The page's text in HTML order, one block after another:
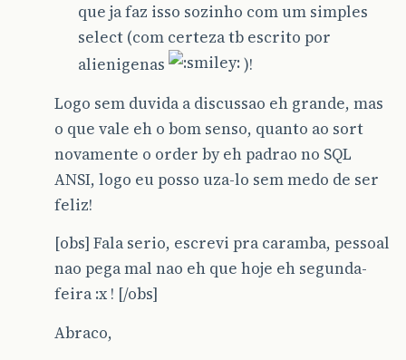
que ja faz isso sozinho com um simples
select (com certeza tb escrito por
alienigenas
)!
Logo sem duvida a discussao eh grande, mas
o que vale eh o bom senso, quanto ao sort
novamente o order by eh padrao no SQL
ANSI, logo eu posso uza-lo sem medo de ser
feliz!
[obs] Fala serio, escrevi pra caramba, pessoal
nao pega mal nao eh que hoje eh segunda-
feira :x ! [/obs]
Abraco,